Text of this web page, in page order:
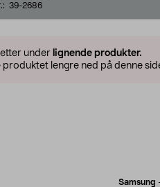
39-2686
under lignende produkter.
lengre ned på denne
Samsung